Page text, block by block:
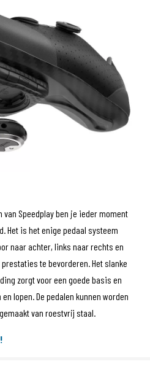
van Speedplay ben je ieder moment
Het is het enige pedaal systeem
naar achter, links naar rechts en
te bevorderen. Het slanke
zorgt voor een goede basis en
lopen. De pedalen kunnen worden
van roestvrij staal.